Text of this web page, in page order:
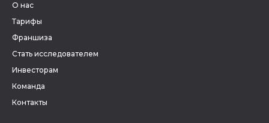
О нас
Тарифы
Франшиза
Стать исследователем
Инвесторам
Команда
Контакты